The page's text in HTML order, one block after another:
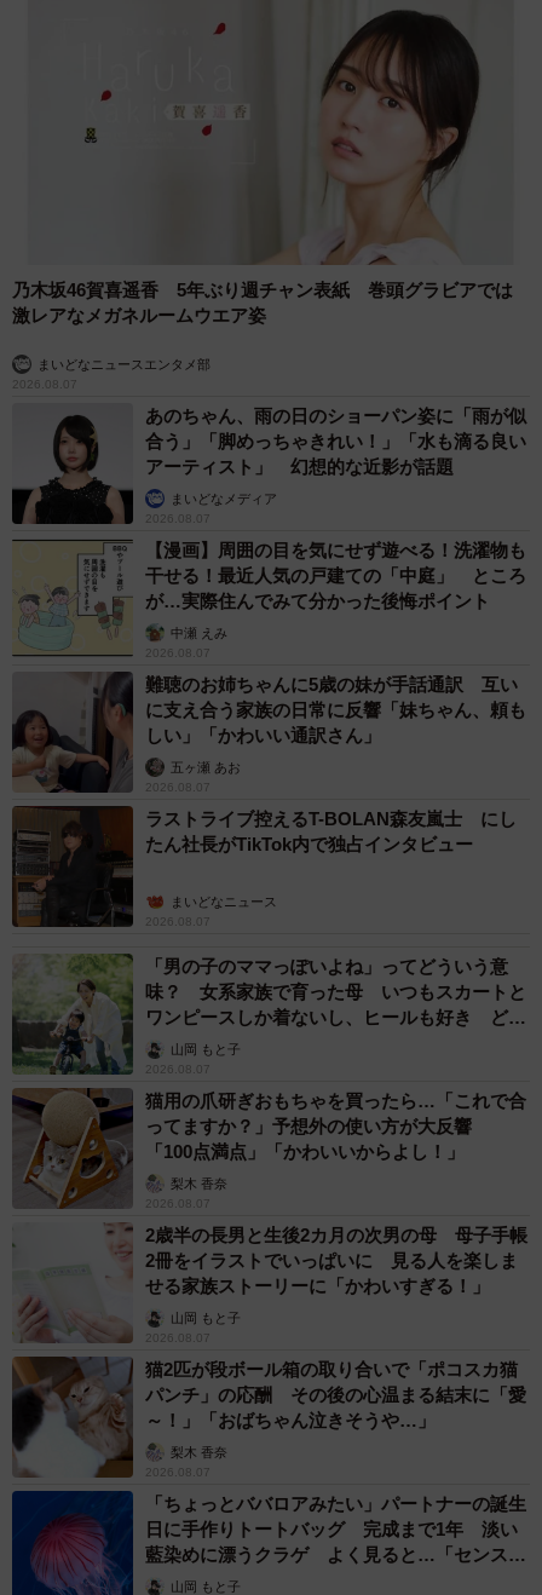
乃木坂46賀喜遥香 5年ぶり週チャン表紙 巻頭グラビアでは
激レアなメガネルームウエア姿
まいどなニュースエンタメ部
2026.08.07
あのちゃん、雨の日のショーパン姿に「雨が似
合う」「脚めっちゃきれい！」「水も滴る良い
アーティスト」 幻想的な近影が話題
まいどなメディア
2026.08.07
【漫画】周囲の目を気にせず遊べる！洗濯物も
干せる！最近人気の戸建ての「中庭」 ところ
が…実際住んでみて分かった後悔ポイント
中瀬 えみ
2026.08.07
難聴のお姉ちゃんに5歳の妹が手話通訳 互い
に支え合う家族の日常に反響「妹ちゃん、頼も
しい」「かわいい通訳さん」
五ヶ瀬 あお
2026.08.07
ラストライブ控えるT-BOLAN森友嵐士 にし
たん社長がTikTok内で独占インタビュー
まいどなニュース
2026.08.07
「男の子のママっぽいよね」ってどういう意
味？ 女系家族で育った母 いつもスカートと
ワンピースしか着ないし、ヒールも好き どの
へんが…
山岡 もと子
2026.08.07
猫用の爪研ぎおもちゃを買ったら…「これで合
ってますか？」予想外の使い方が大反響
「100点満点」「かわいいからよし！」
梨木 香奈
2026.08.07
2歳半の長男と生後2カ月の次男の母 母子手帳
2冊をイラストでいっぱいに 見る人を楽しま
せる家族ストーリーに「かわいすぎる！」
山岡 もと子
2026.08.07
猫2匹が段ボール箱の取り合いで「ポコスカ猫
パンチ」の応酬 その後の心温まる結末に「愛
～！」「おばちゃん泣きそうや…」
梨木 香奈
2026.08.07
「ちょっとババロアみたい」パートナーの誕生
日に手作りトートバッグ 完成まで1年 淡い
藍染めに漂うクラゲ よく見ると…「センスす
ごい」山岡 もと子